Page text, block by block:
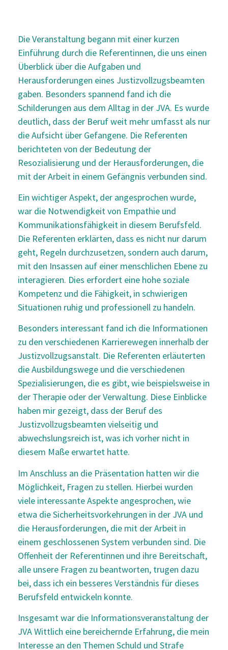
Die Veranstaltung begann mit einer kurzen
Einführung durch die Referentinnen, die uns einen
Überblick über die Aufgaben und
Herausforderungen eines Justizvollzugsbeamten
gaben. Besonders spannend fand ich die
Schilderungen aus dem Alltag in der JVA. Es wurde
deutlich, dass der Beruf weit mehr umfasst als nur
die Aufsicht über Gefangene. Die Referenten
berichteten von der Bedeutung der
Resozialisierung und der Herausforderungen, die
mit der Arbeit in einem Gefängnis verbunden sind.
Ein wichtiger Aspekt, der angesprochen wurde,
war die Notwendigkeit von Empathie und
Kommunikationsfähigkeit in diesem Berufsfeld.
Die Referenten erklärten, dass es nicht nur darum
geht, Regeln durchzusetzen, sondern auch darum,
mit den Insassen auf einer menschlichen Ebene zu
interagieren. Dies erfordert eine hohe soziale
Kompetenz und die Fähigkeit, in schwierigen
Situationen ruhig und professionell zu handeln.
Besonders interessant fand ich die Informationen
zu den verschiedenen Karrierewegen innerhalb der
Justizvollzugsanstalt. Die Referenten erläuterten
die Ausbildungswege und die verschiedenen
Spezialisierungen, die es gibt, wie beispielsweise in
der Therapie oder der Verwaltung. Diese Einblicke
haben mir gezeigt, dass der Beruf des
Justizvollzugsbeamten vielseitig und
abwechslungsreich ist, was ich vorher nicht in
diesem Maße erwartet hatte.
Im Anschluss an die Präsentation hatten wir die
Möglichkeit, Fragen zu stellen. Hierbei wurden
viele interessante Aspekte angesprochen, wie
etwa die Sicherheitsvorkehrungen in der JVA und
die Herausforderungen, die mit der Arbeit in
einem geschlossenen System verbunden sind. Die
Offenheit der Referentinnen und ihre Bereitschaft,
alle unsere Fragen zu beantworten, trugen dazu
bei, dass ich ein besseres Verständnis für dieses
Berufsfeld entwickeln konnte.
Insgesamt war die Informationsveranstaltung der
JVA Wittlich eine bereichernde Erfahrung, die mein
Interesse an den Themen Schuld und Strafe